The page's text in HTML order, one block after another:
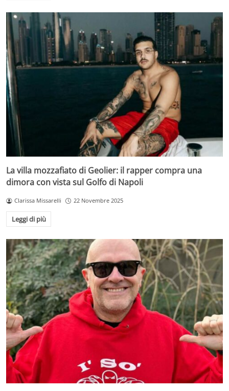
La villa mozzafiato di Geolier: il rapper compra una
dimora con vista sul Golfo di Napoli
Clarissa Missarelli 22 Novembre 2025
Leggi di più